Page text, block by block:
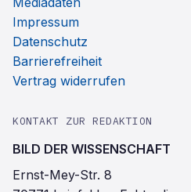
Impressum
Datenschutz
Barrierefreiheit
Vertrag widerrufen
KONTAKT ZUR REDAKTION
BILD DER WISSENSCHAFT
Ernst-Mey-Str. 8